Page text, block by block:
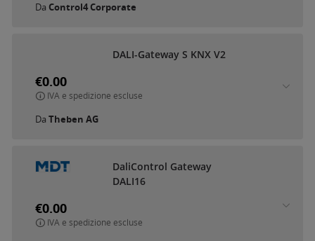
Da Control4 Corporate
DALI-Gateway S KNX V2
€0.00
IVA e spedizione escluse
Da Theben AG
DaliControl Gateway
DALI16
€0.00
IVA e spedizione escluse